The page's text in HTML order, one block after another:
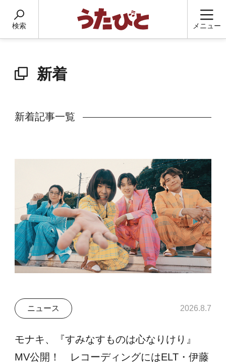
検索 メニュー
新着
新着記事一覧
ニュース 2026.8.7
モナキ、『すみなすものは心なりけり』
MV公開！ レコーディングにはELT・伊藤